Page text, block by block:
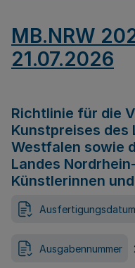
MB.NRW
21.07.2026
Richtlinie für die
Kunstpreises des
Westfalen sowie
Landes
Künstlerinnen
Ausfertigungsdatum
Ausgabennummer